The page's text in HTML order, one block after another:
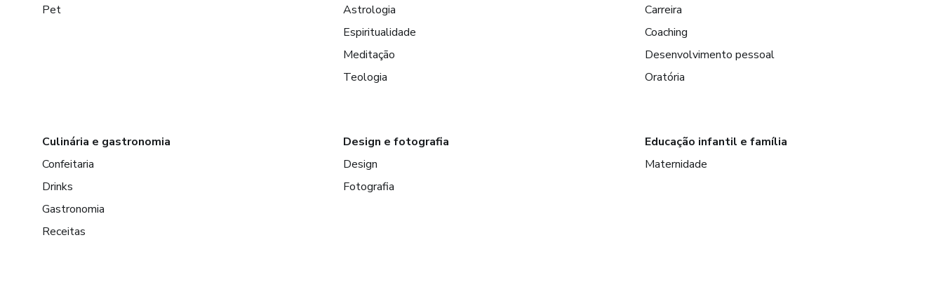
Pet
Astrologia
Espiritualidade
Meditação
Teologia
Carreira
Coaching
Desenvolvimento pessoal
Oratória
Culinária e gastronomia
Confeitaria
Drinks
Gastronomia
Receitas
Design e fotografia
Design
Fotografia
Educação infantil e família
Maternidade